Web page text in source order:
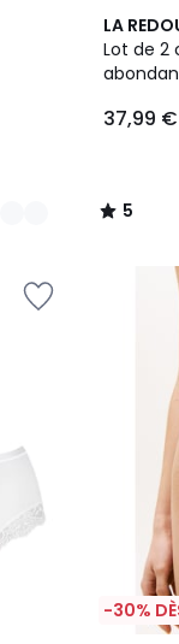
LA
Lot de 2
37,99 €
5
/
5
5
/
-30%